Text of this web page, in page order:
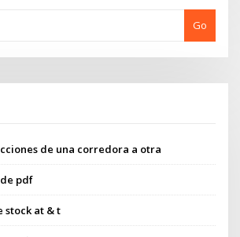
Go
de una corredora a otra
pdf
stock at & t